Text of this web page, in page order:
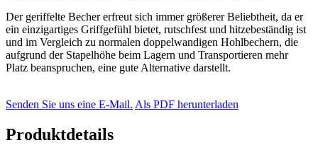
Der geriffelte Becher erfreut sich immer größerer Beliebtheit, da er
ein einzigartiges Griffgefühl bietet, rutschfest und hitzebeständig ist
und im Vergleich zu normalen doppelwandigen Hohlbechern, die
aufgrund der Stapelhöhe beim Lagern und Transportieren mehr
Platz beanspruchen, eine gute Alternative darstellt.
Senden Sie uns eine E-Mail. Als PDF herunterladen
Produktdetails